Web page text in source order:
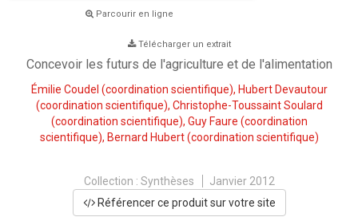
Parcourir en ligne
Télécharger un extrait
Concevoir les futurs de l'agriculture et de l'alimentation
Émilie Coudel (coordination scientifique), Hubert Devautour
(coordination scientifique), Christophe-Toussaint Soulard
(coordination scientifique), Guy Faure (coordination
scientifique), Bernard Hubert(coordination scientifique)
Collection : Synthèses
Janvier 2012
Référencer ce produit sur votre site